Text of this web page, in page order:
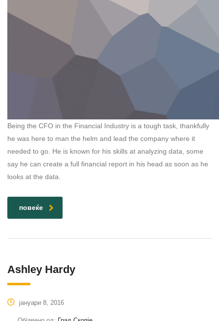
Being the CFO in the Financial Industry is a tough task, thankfully
he was here to man the helm and lead the company where it
needed to go. He is known for his skills at analyzing data, some
say he can create a full financial report in his head as soon as he
looks at the data.
повеќе
Ashley Hardy
јануари 8, 2016